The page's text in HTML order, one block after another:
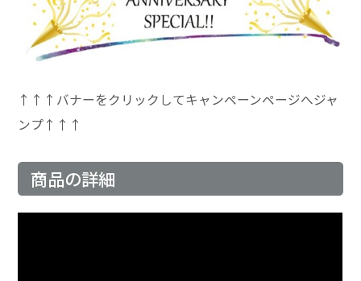
↑↑↑バナーをクリックしてキャンペーンページへジャ
ンプ↑↑↑
商品の詳細